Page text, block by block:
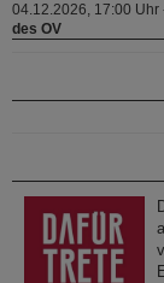
04.12.2026, 17:00 Uhr
des OV